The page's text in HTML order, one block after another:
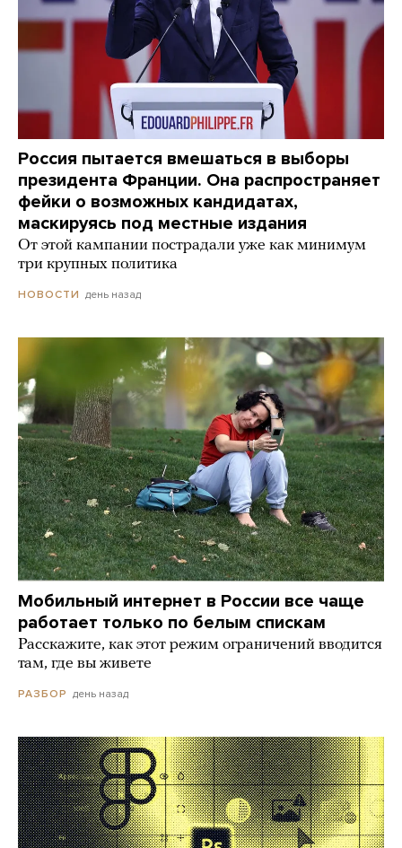
Россия пытается вмешаться в выборы
президента Франции. Она распространяет
фейки о возможных кандидатах,
маскируясь под местные издания
От этой кампании пострадали уже как минимум
три крупных политика
НОВОСТИ день назад
Мобильный интернет в России все чаще
работает только по белым спискам
Расскажите, как этот режим ограничений вводится
там, где вы живете
РАЗБОР день назад